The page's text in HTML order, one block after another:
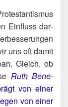
Ein­fluss dar­
uns oft damit
Gleich, ob
Ruth Bene­
von einer
von einer